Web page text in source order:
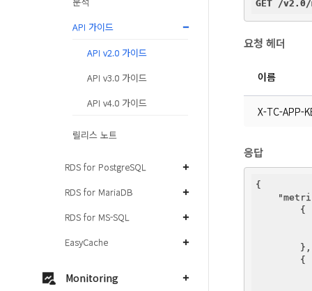
API 가이드
API v2.0 가이드
API v3.0 가이드
API v4.0 가이드
릴리스 노트
RDS for PostgreSQL
RDS for MariaDB
RDS for MS-SQL
EasyCache
Monitoring
요청 헤더
이름
X-TC-APP-
응답
{
        {
        },
        {